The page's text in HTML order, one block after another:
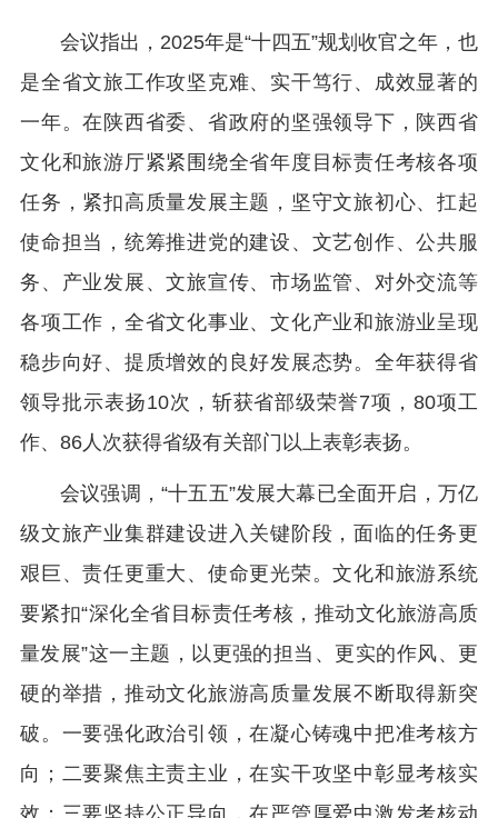
会议指出，2025年是“十四五”规划收官之年，也
是全省文旅工作攻坚克难、实干笃行、成效显著的
一年。在陕西省委、省政府的坚强领导下，陕西省
文化和旅游厅紧紧围绕全省年度目标责任考核各项
任务，紧扣高质量发展主题，坚守文旅初心、扛起
使命担当，统筹推进党的建设、文艺创作、公共服
务、产业发展、文旅宣传、市场监管、对外交流等
各项工作，全省文化事业、文化产业和旅游业呈现
稳步向好、提质增效的良好发展态势。全年获得省
领导批示表扬10次，斩获省部级荣誉7项，80项工
作、86人次获得省级有关部门以上表彰表扬。
会议强调，“十五五”发展大幕已全面开启，万亿
级文旅产业集群建设进入关键阶段，面临的任务更
艰巨、责任更重大、使命更光荣。文化和旅游系统
要紧扣“深化全省目标责任考核，推动文化旅游高质
量发展”这一主题，以更强的担当、更实的作风、更
硬的举措，推动文化旅游高质量发展不断取得新突
破。一要强化政治引领，在凝心铸魂中把准考核方
向；二要聚焦主责主业，在实干攻坚中彰显考核实
效；三要坚持公正导向，在严管厚爱中激发考核动